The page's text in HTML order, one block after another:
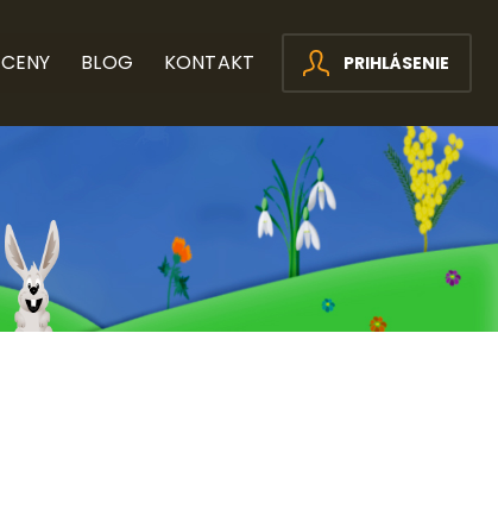
PRIHLÁSENIE
CENY BLOG KONTAKT